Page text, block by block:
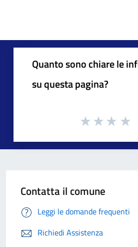
Quanto sono chiare le
su questa pagina?
Contatta il comune
Leggi le domande frequenti
Richiedi Assistenza